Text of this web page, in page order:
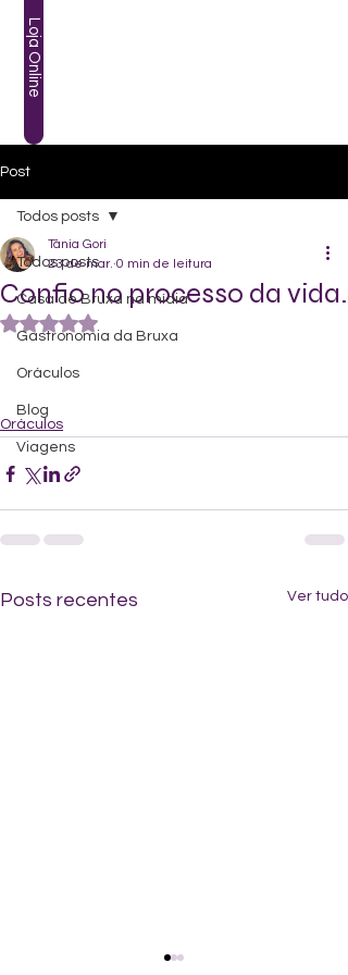
Loja Online
Post
Todos posts
Casa de Bruxa na mídia
Gastronomia da Bruxa
Oráculos
Blog
Viagens
Todos posts
Confio no processo da vida.
Tânia Gori
23 de mar. 0 min de leitura
Avaliado com NaN de 5 estrelas.
Oráculos
Posts recentes Ver tudo